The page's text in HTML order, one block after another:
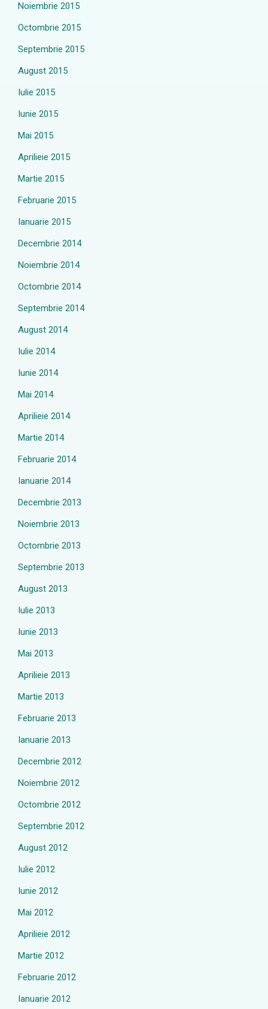
Noiembrie 2015
Octombrie 2015
Septembrie 2015
August 2015
Iulie 2015
Iunie 2015
Mai 2015
Aprilieie 2015
Martie 2015
Februarie 2015
Ianuarie 2015
Decembrie 2014
Noiembrie 2014
Octombrie 2014
Septembrie 2014
August 2014
Iulie 2014
Iunie 2014
Mai 2014
Aprilieie 2014
Martie 2014
Februarie 2014
Ianuarie 2014
Decembrie 2013
Noiembrie 2013
Octombrie 2013
Septembrie 2013
August 2013
Iulie 2013
Iunie 2013
Mai 2013
Aprilieie 2013
Martie 2013
Februarie 2013
Ianuarie 2013
Decembrie 2012
Noiembrie 2012
Octombrie 2012
Septembrie 2012
August 2012
Iulie 2012
Iunie 2012
Mai 2012
Aprilieie 2012
Martie 2012
Februarie 2012
Ianuarie 2012